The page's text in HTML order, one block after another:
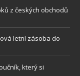
z českých obchodů
letní zásoba do
který si